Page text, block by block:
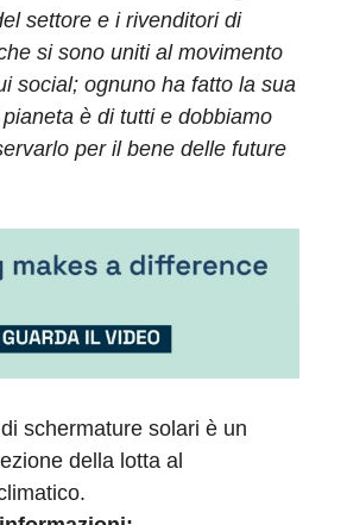
settore e i rivenditori di
si sono uniti al movimento
social; ognuno ha fatto la sua
è di tutti e dobbiamo
per il bene delle future
schermature solari è un
della lotta al